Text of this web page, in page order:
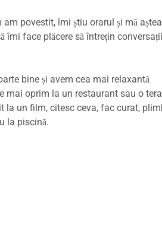
povestit, îmi știu orarul și mă
îmi face plăcere să întrețin
bine și avem cea mai relaxantă
mai oprim la un restaurant sau o
la un film, citesc ceva, fac curat,
la piscină.